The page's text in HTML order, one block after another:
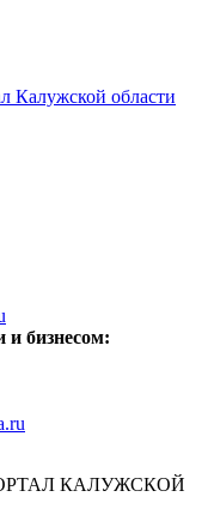
и бизнесом:
КАЛУЖСКОЙ